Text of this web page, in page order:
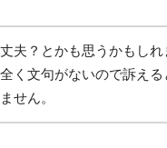
夫？とかも思うかもしれ
く文句がないので訴える
せん。